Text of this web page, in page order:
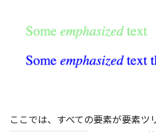
ここでは、すべての要素が要素ツ